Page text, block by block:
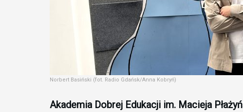
Norbert Basiński (fot. Radio Gdańsk/Anna Kobryń)
Akademia Dobrej Edukacji im. Macieja